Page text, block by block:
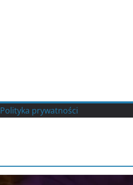
Polityka prywatności